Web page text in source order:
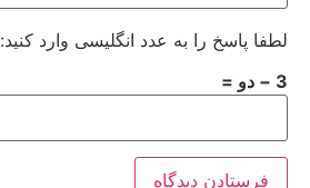
لطفا پاسخ را به عدد انگلیسی وارد کنید:
3 − دو =